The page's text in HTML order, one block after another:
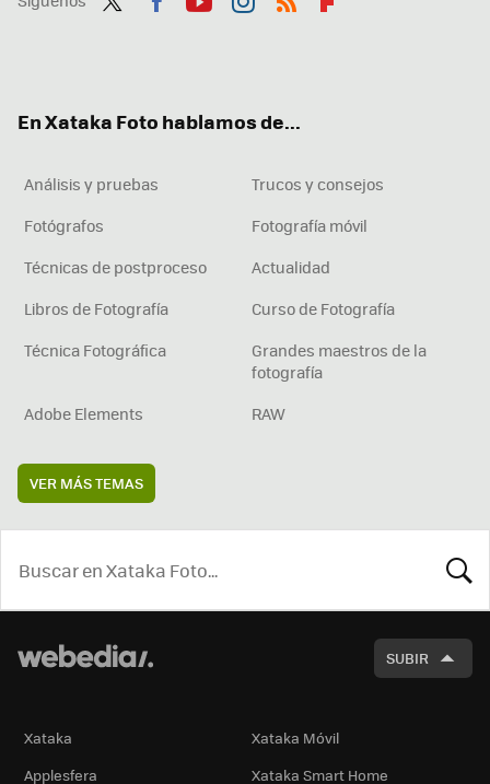
En Xataka Foto hablamos de...
Análisis y pruebas
Trucos y consejos
Fotógrafos
Fotografía móvil
Técnicas de postproceso
Actualidad
Libros de Fotografía
Curso de Fotografía
Técnica Fotográfica
Grandes maestros de la
fotografía
Adobe Elements
RAW
VER MÁS TEMAS
SUBIR
Xataka
Xataka Móvil
Applesfera
Xataka Smart Home